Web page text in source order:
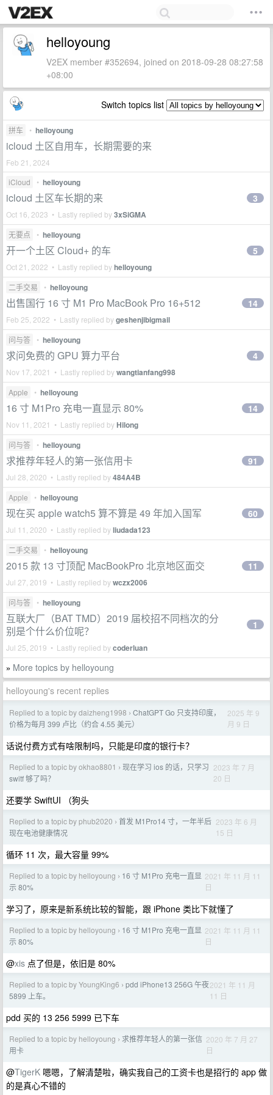
helloyoung
V2EX member #352694, joined on 2018-09-28 08:27:58
+08:00
Switch topics list
拼车 • helloyoung
icloud 土区自用车，长期需要的来
Feb 21, 2024
iCloud
• helloyoung
icloud 土区车长期的来
Oct 16, 2023 • Lastly replied by3xSiGMA
3
无要点 • helloyoung
开一个土区 Cloud+ 的车
Oct 21, 2022 • Lastly replied byhelloyoung
5
二手交易 • helloyoung
出售国行 16 寸 M1 Pro MacBook Pro 16+512
Feb 25, 2022 • Lastly replied bygeshenjibigmail
14
问与答 • helloyoung
求问免费的 GPU 算力平台
Nov 17, 2021 • Lastly replied bywangtianfang998
4
Apple • helloyoung
16 寸 M1Pro 充电一直显示 80%
Nov 11, 2021 • Lastly replied byHilong
14
问与答 • helloyoung
求推荐年轻人的第一张信用卡
Jul 28, 2020 • Lastly replied by484A4B
91
Apple • helloyoung
现在买 apple watch5 算不算是 49 年加入国军
Jul 11, 2020 • Lastly replied byliudada123
60
二手交易 • helloyoung
2015 款 13 寸顶配 MacBookPro 北京地区面交
Jul 27, 2019 • Lastly replied bywczx2006
11
问与答 • helloyoung
互联大厂（BAT TMD）2019 届校招不同档次的分
别是个什么价位呢？
Jul 25, 2019 • Lastly replied bycoderluan
1
» More topics by helloyoung
helloyoung's recent replies
Replied to a topic by daizheng1998 › ChatGPT Go 只支持印度，
价格为每月 399 卢比（约合 4.55 美元）
2025 年 9
月 9 日
话说付费方式有啥限制吗，只能是印度的银行卡？
Replied to a topic by okhao8801 › 现在学习 ios 的话，只学习
switf 够了吗？
2023 年 7 月
20 日
还要学 SwiftUI （狗头
Replied to a topic by phub2020 › 首发 M1Pro14 寸，一年半后
现在电池健康情况
2023 年 6 月
15 日
循环 11 次，最大容量 99%
Replied to a topic by helloyoung › 16 寸 M1Pro 充电一直显
示 80%
2021 年 11 月 11
日
学习了，原来是新系统比较的智能，跟 iPhone 类比下就懂了
Replied to a topic by helloyoung › 16 寸 M1Pro 充电一直显
示 80%
2021 年 11 月 11
日
@xis 点了但是，依旧是 80%
Replied to a topic by YoungKing6 › pdd iPhone13 256G 午夜
5899 上车。
2021 年 11 月
11 日
pdd 买的 13 256 5999 已下车
Replied to a topic by helloyoung › 求推荐年轻人的第一张信
用卡
2020 年 7 月 27
日
@TigerK 嗯嗯，了解清楚啦，确实我自己的工资卡也是招行的 app 做
的是真心不错的